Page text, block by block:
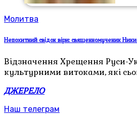
Молитва
Непохитний свідок віри: священномученик
Відзначення Хрещення Руси-
культурними витоками, які
ДЖЕРЕЛО
Наш телеграм